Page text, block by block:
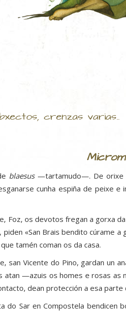
crenzas varias..
blaesus—tartamudo—. De orixe
cunha espiña de peixe e
Foz, os devotos fregan a gorxa
piden «San Brais bendito cúrame
tamén coman os da casa.
san Vicente do Pino, gardan un
atan —azuis os homes e rosas
dean protección a esa parte
do Sar en Compostela bendicen